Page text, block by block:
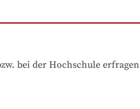
bei der Hochschule erfragen